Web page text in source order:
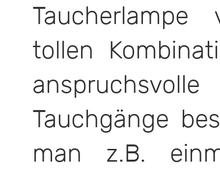
tollen
Tauchgänge
man z.B.